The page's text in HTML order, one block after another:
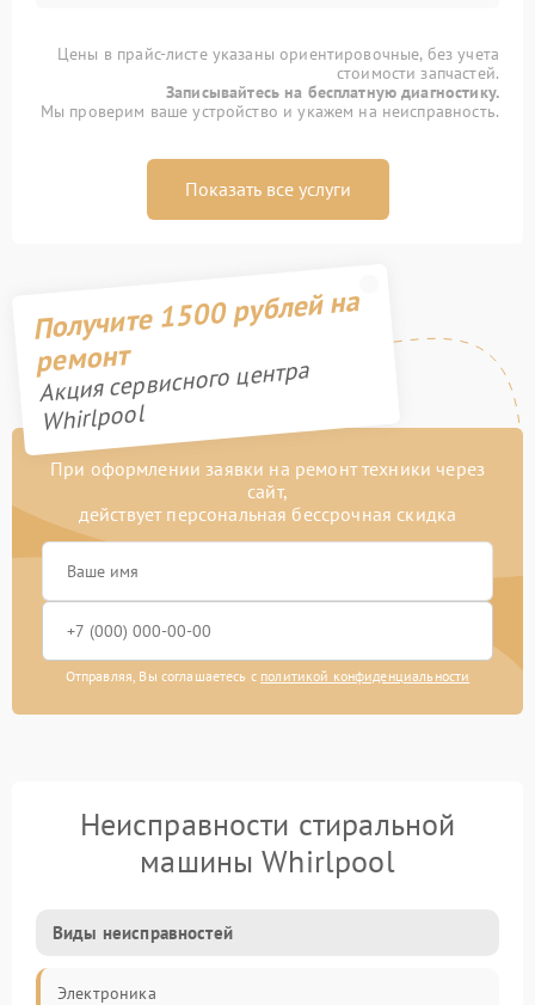
Цены в прайс-листе указаны ориентировочные, без учета
стоимости запчастей.
Записывайтесь на бесплатную диагностику.
Мы проверим ваше устройство и укажем на неисправность.
Показать все услуги
Получите 1500 рублей на
ремонт
Акция сервисного центра
Whirlpool
При оформлении заявки на ремонт техники через
сайт,
действует персональная бессрочная скидка
Отправляя, Вы соглашаетесь с политикой конфиденциальности
Неисправности стиральной
машины Whirlpool
Виды неисправностей
Электроника